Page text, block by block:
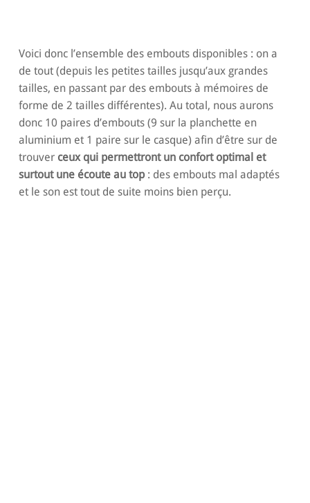
Voici donc l’ensemble des embouts disponibles : on a
de tout (depuis les petites tailles jusqu’aux grandes
tailles, en passant par des embouts à mémoires de
forme de 2 tailles différentes). Au total, nous aurons
donc 10 paires d’embouts (9 sur la planchette en
aluminium et 1 paire sur le casque) afin d’être sur de
trouver ceux qui permettront un confort optimal et
surtout une écoute au top: des embouts mal adaptés
et le son est tout de suite moins bien perçu.